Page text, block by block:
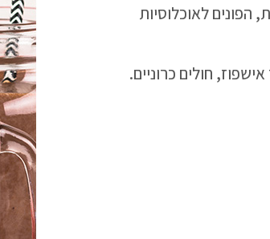
הפונים לאוכלוסיות
חולים כרוניים.